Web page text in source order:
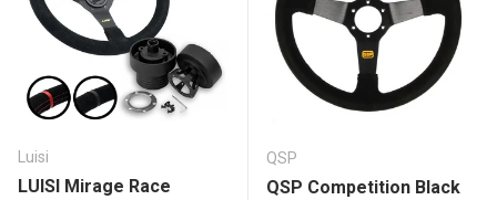
Luisi
LUISI Mirage Race
QSP
QSP Competition Black